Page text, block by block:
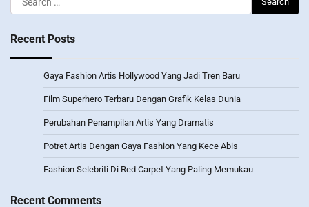
for:
Recent Posts
Gaya Fashion Artis Hollywood Yang Jadi Tren Baru
Film Superhero Terbaru Dengan Grafik Kelas Dunia
Perubahan Penampilan Artis Yang Dramatis
Potret Artis Dengan Gaya Fashion Yang Kece Abis
Fashion Selebriti Di Red Carpet Yang Paling Memukau
Recent Comments